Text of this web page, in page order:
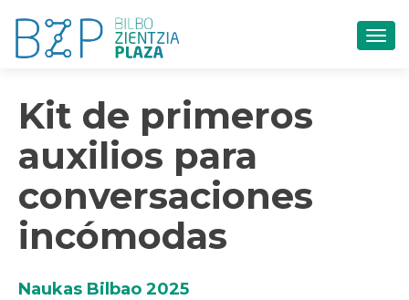
Kit de primeros
auxilios para
conversaciones
incómodas
Naukas Bilbao 2025